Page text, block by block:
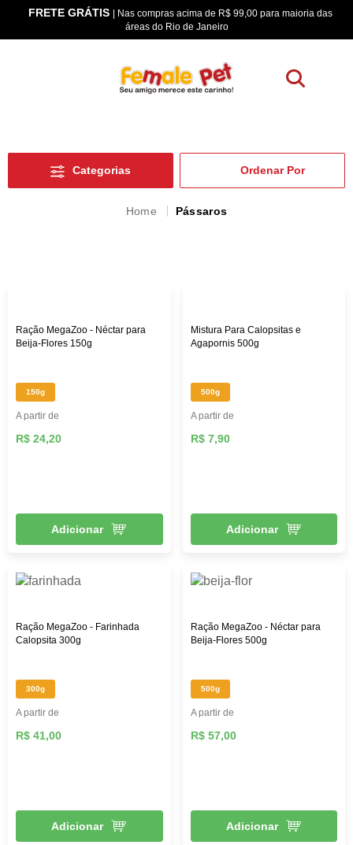
FRETE GRÁTIS | Nas compras acima de R$ 99,00 para maioria das
áreas do Rio de Janeiro
Pássaros
Categorias
Ração MegaZoo - Néctar para
Beija-Flores 150g
150g
A partir de
R$ 24,20
Adicionar
Mistura Para Calopsitas e
Agapornis 500g
500g
A partir de
R$ 7,90
Adicionar
Ração MegaZoo - Farinhada
Calopsita 300g
300g
A partir de
R$ 41,00
Adicionar
Ração MegaZoo - Néctar para
Beija-Flores 500g
500g
A partir de
R$ 57,00
Adicionar